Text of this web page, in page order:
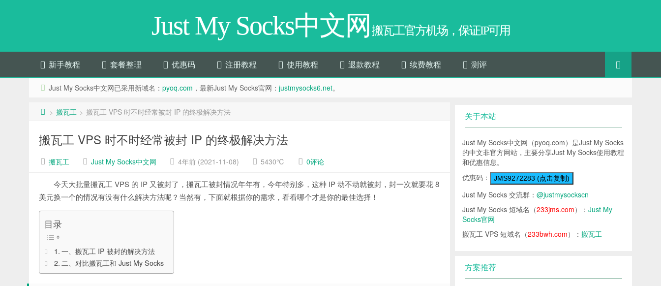
Just My Socks中文网 搬瓦工官方机场，保证IP可用
新手教程 套餐整理 优惠码 注册教程 使用教程 退款教程 续费教程 测评
Just My Socks中文网已采用新域名： pyoq.com ，最新Just My Socks官网： justmysocks6.net。
> 搬瓦工 > 搬瓦工 VPS 时不时经常被封 IP 的终极解决方法
搬瓦工 VPS 时不时经常被封 IP 的终极解决方法
搬瓦工 Just My Socks中文网 4年前 (2021-11-08) 5430℃ 0评论
今天大批量搬瓦工 VPS 的 IP 又被封了，搬瓦工被封情况年年有，今年特别多，这种 IP 动不动就被封，封一次就要花 8
美元换一个的情况有没有什么解决方法呢？当然有，下面就根据你的需求，看看哪个才是你的最佳选择！
目录
一、搬瓦工 IP 被封的解决方法
二、对比搬瓦工和 Just My Socks
关于本站
Just My Socks中文网（pyoq.com）是Just My Socks
的中文非官方网站，主要分享Just My Socks使用教程
和优惠信息。
优惠码：
JMS9272283 (点击复制)
Just My Socks 交流群： @justmysockscn
Just My Socks 短域名（233jms.com）： Just My
Socks官网
搬瓦工 VPS 短域名（233bwh.com）： 搬瓦工
方案推荐